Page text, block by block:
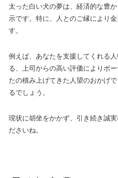
太った白い犬の夢は、経済的な豊
示です。特に、人とのご縁により
す。
例えば、あなたを支援してくれる
る、上司からの高い評価によりボ
たの積み上げてきた人望のおかげ
るでしょう。
現状に胡坐をかかず、引き続き誠
ださいね。